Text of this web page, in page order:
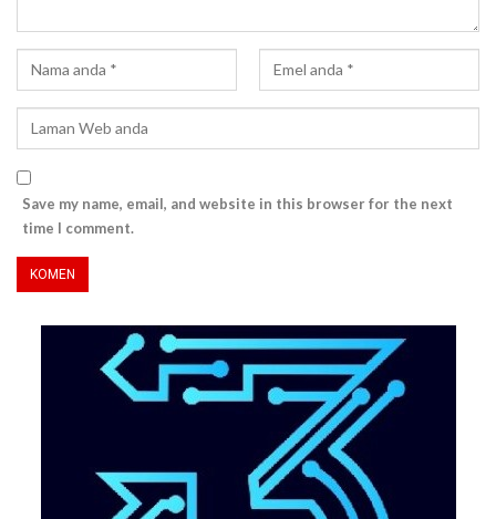
Save my name, email, and website in this browser for the next
time I comment.